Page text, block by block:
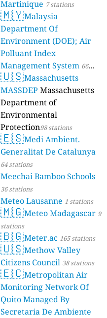
Martinique 7 stations
🇲🇾Malaysia
Department Of
Environment (DOE); Air
Polluant Index
Management System 66
stations
🇺🇸Massachusetts
MASSDEP Massachusetts
Department of
Environmental
Protection98 stations
🇪🇸Medi Ambient.
Generalitat De Catalunya
64 stations
Meechai Bamboo Schools
36 stations
Meteo Lausanne 1 stations
🇲🇬Meteo Madagascar 9
stations
🇧🇬Meter.ac 165 stations
🇺🇸Methow Valley
Citizens Council 38 stations
🇪🇨Metropolitan Air
Monitoring Network Of
Quito Managed By
Secretaria De Ambiente